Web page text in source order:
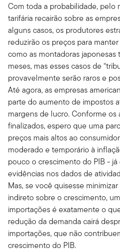
Com toda a probabilidade, pelo
tarifária recairão sobre as
alguns casos, os produtores
reduzirão os preços para
como as montadoras
meses, mas esses casos de
provavelmente serão raros e
Até agora, as empresas
parte do aumento de impostos
margens de lucro. Conforme os
finalizados, espero que uma
preços mais altos ao
moderado e temporário à
pouco o crescimento do PIB -
evidências nos dados de
Mas, se você quisesse
indireto sobre o crescimento,
importações é exatamente o
redução da demanda cairá
importações, que não
crescimento do PIB.